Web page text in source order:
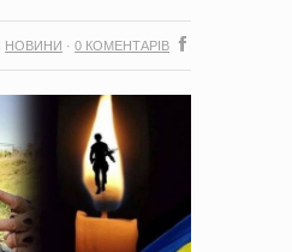
НОВИНИ · 0 КОМЕНТАРІВ